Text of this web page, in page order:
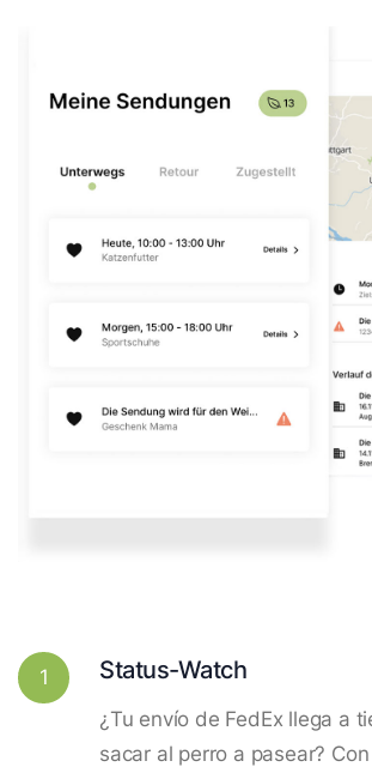
1 Status-Watch
¿Tu envío de FedEx llega a
sacar al perro a pasear?